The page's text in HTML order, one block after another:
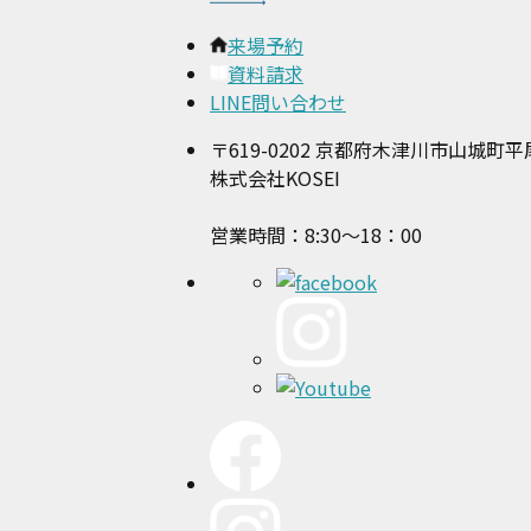
来場予約
資料請求
LINE問い合わせ
〒619-0202 京都府木津川市山城町
株式会社KOSEI
営業時間：8:30～18：00